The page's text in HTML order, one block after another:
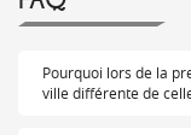
Pourquoi lors de la
ville différente de